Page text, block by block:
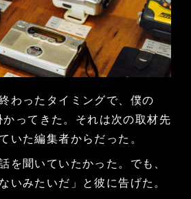
わったタイミングで、僕の
ってきた。それは次の取材先
いた編集者からだった。
を聞いていたかった。でも、
いみたいだ」と彼に告げた。